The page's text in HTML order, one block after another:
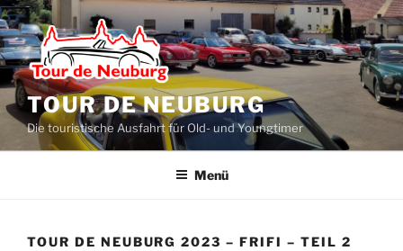
Zum
Inhalt
springen
TOUR DE NEUBURG
Die touristische Ausfahrt für Old- und Youngtimer
Menü
TOUR DE NEUBURG 2023 – FRIFI – TEIL 2